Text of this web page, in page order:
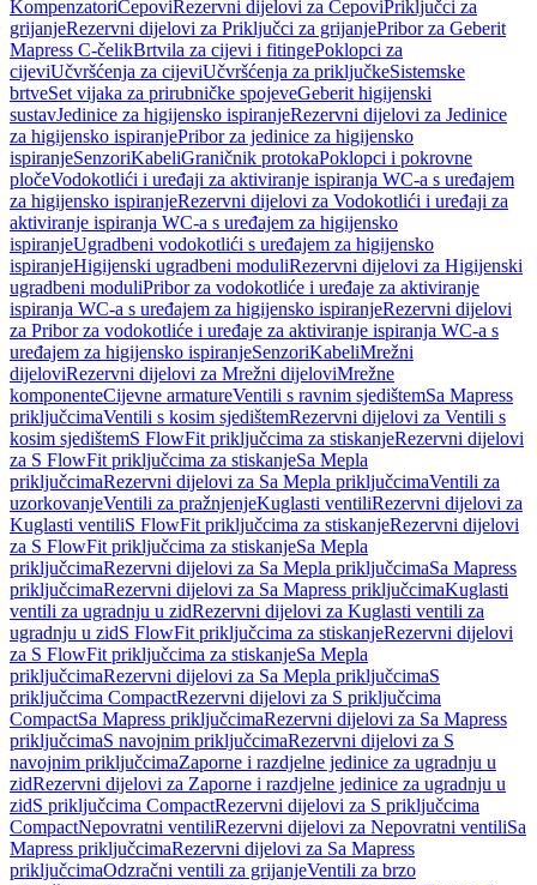
KompenzatoriČepoviRezervni dijelovi za ČepoviPriključci za
grijanjeRezervni dijelovi za Priključci za grijanjePribor za Geberit
Mapress C-čelikBrtvila za cijevi i fitingePoklopci za
cijeviUčvršćenja za cijeviUčvršćenja za priključkeSistemske
brtveSet vijaka za prirubničke spojeveGeberit higijenski
sustavJedinice za higijensko ispiranjeRezervni dijelovi za Jedinice
za higijensko ispiranjePribor za jedinice za higijensko
ispiranjeSenzoriKabeliGraničnik protokaPoklopci i pokrovne
pločeVodokotlići i uređaji za aktiviranje ispiranja WC-a s uređajem
za higijensko ispiranjeRezervni dijelovi za Vodokotlići i uređaji za
aktiviranje ispiranja WC-a s uređajem za higijensko
ispiranjeUgradbeni vodokotlići s uređajem za higijensko
ispiranjeHigijenski ugradbeni moduliRezervni dijelovi za Higijenski
ugradbeni moduliPribor za vodokotliće i uređaje za aktiviranje
ispiranja WC-a s uređajem za higijensko ispiranjeRezervni dijelovi
za Pribor za vodokotliće i uređaje za aktiviranje ispiranja WC-a s
uređajem za higijensko ispiranjeSenzoriKabeliMrežni
dijeloviRezervni dijelovi za Mrežni dijeloviMrežne
komponenteCijevne armatureVentili s ravnim sjedištemSa Mapress
priključcimaVentili s kosim sjedištemRezervni dijelovi za Ventili s
kosim sjedištemS FlowFit priključcima za stiskanjeRezervni dijelovi
za S FlowFit priključcima za stiskanjeSa Mepla
priključcimaRezervni dijelovi za Sa Mepla priključcimaVentili za
uzorkovanjeVentili za pražnjenjeKuglasti ventiliRezervni dijelovi za
Kuglasti ventiliS FlowFit priključcima za stiskanjeRezervni dijelovi
za S FlowFit priključcima za stiskanjeSa Mepla
priključcimaRezervni dijelovi za Sa Mepla priključcimaSa Mapress
priključcimaRezervni dijelovi za Sa Mapress priključcimaKuglasti
ventili za ugradnju u zidRezervni dijelovi za Kuglasti ventili za
ugradnju u zidS FlowFit priključcima za stiskanjeRezervni dijelovi
za S FlowFit priključcima za stiskanjeSa Mepla
priključcimaRezervni dijelovi za Sa Mepla priključcimaS
priključcima CompactRezervni dijelovi za S priključcima
CompactSa Mapress priključcimaRezervni dijelovi za Sa Mapress
priključcimaS navojnim priključcimaRezervni dijelovi za S
navojnim priključcimaZaporne i razdjelne jedinice za ugradnju u
zidRezervni dijelovi za Zaporne i razdjelne jedinice za ugradnju u
zidS priključcima CompactRezervni dijelovi za S priključcima
CompactNepovratni ventiliRezervni dijelovi za Nepovratni ventiliSa
Mapress priključcimaRezervni dijelovi za Sa Mapress
priključcimaOdzračni ventili za grijanjeVentili za brzo